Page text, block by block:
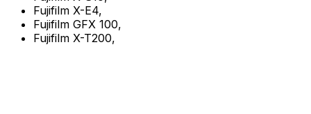
Fujifilm X-E4,
Fujifilm GFX 100,
Fujifilm X-T200,